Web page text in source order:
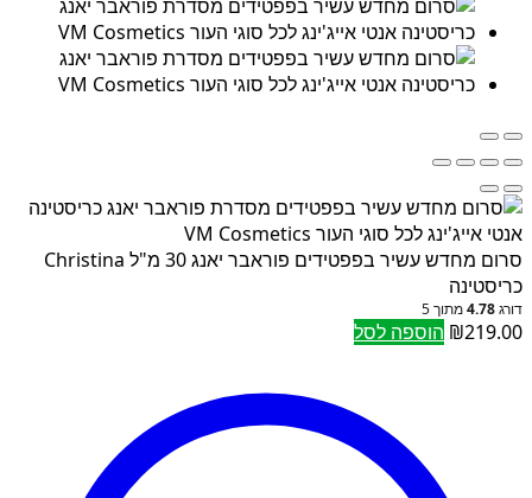
סרום מחדש עשיר בפפטידים פוראבר יאנג 30 מ"ל Christina
כריסטינה
דורג4.78מתוך 5
₪219.00 הוספה לסל